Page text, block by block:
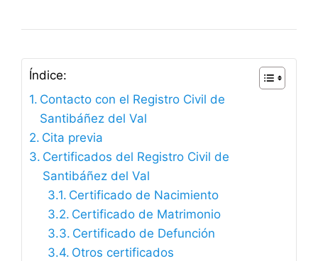
Índice:
Contacto con el Registro Civil de
Santibáñez del Val
Cita previa
Certificados del Registro Civil de
Santibáñez del Val
Certificado de Nacimiento
Certificado de Matrimonio
Certificado de Defunción
Otros certificados